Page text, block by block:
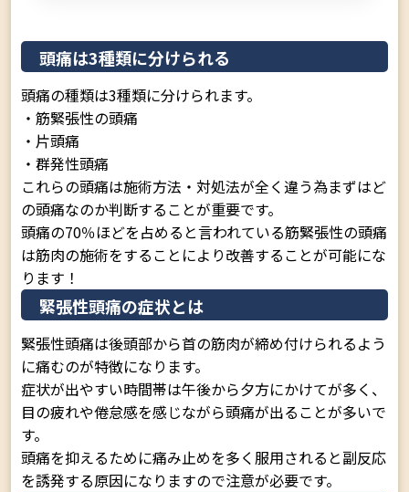
頭痛は3種類に分けられる
頭痛の種類は3種類に分けられます。
・筋緊張性の頭痛
・片頭痛
・群発性頭痛
これらの頭痛は施術方法・対処法が全く違う為まずはど
の頭痛なのか判断することが重要です。
頭痛の70％ほどを占めると言われている筋緊張性の頭痛
は筋肉の施術をすることにより改善することが可能にな
ります！
緊張性頭痛の症状とは
緊張性頭痛は後頭部から首の筋肉が締め付けられるよう
に痛むのが特徴になります。
症状が出やすい時間帯は午後から夕方にかけてが多く、
目の疲れや倦怠感を感じながら頭痛が出ることが多いで
す。
頭痛を抑えるために痛み止めを多く服用されると副反応
を誘発する原因になりますので注意が必要です。